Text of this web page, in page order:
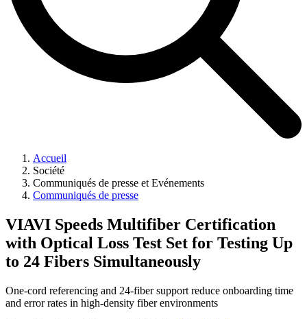
Accueil
Société
Communiqués de presse et Evénements
Communiqués de presse
VIAVI Speeds Multifiber Certification
with Optical Loss Test Set for Testing Up
to 24 Fibers Simultaneously
One-cord referencing and 24-fiber support reduce onboarding time
and error rates in high-density fiber environments